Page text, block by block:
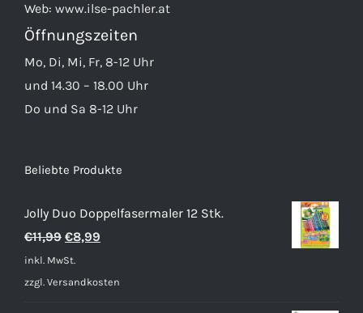
Web: www.ilse-pachler.at
Öffnungszeiten
Mo, Di, Mi, Fr, 8-12 Uhr
und 14.30 – 18.00 Uhr
Do und Sa 8-12 Uhr
Beliebte Produkte
Jolly Duo Doppelfasermaler 12 Stk.
€11,99 Ursprünglicher
Preis
war:
€8,99
ist:
inkl. MwSt.
zzgl. Versandkosten